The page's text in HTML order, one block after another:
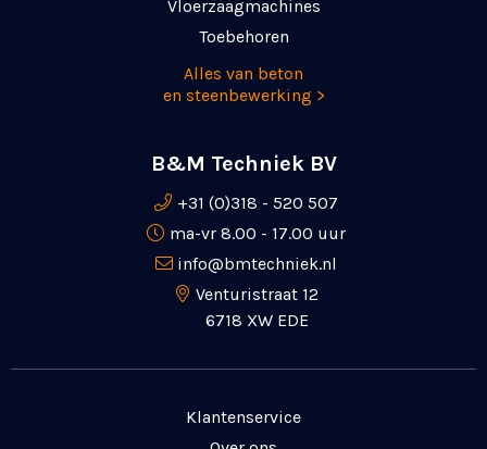
Vloerzaagmachines
Toebehoren
Alles van beton
en steenbewerking >
B&M Techniek BV
+31 (0)318 - 520 507
ma-vr 8.00 - 17.00 uur
info@bmtechniek.nl
Venturistraat 12
6718 XW EDE
Klantenservice